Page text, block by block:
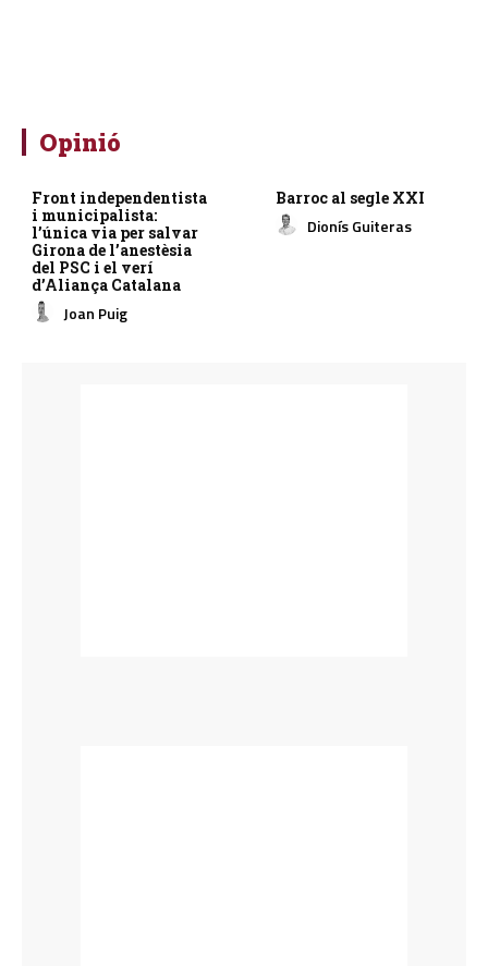
Opinió
Front independentista
i municipalista:
l’única via per salvar
Girona de l’anestèsia
del PSC i el verí
d’Aliança Catalana
Joan Puig
Barroc al segle XXI
Dionís Guiteras